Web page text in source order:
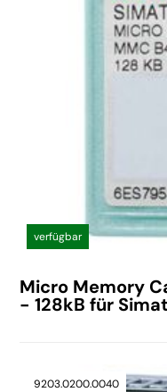
verfügbar
Micro Memory
- 128kB für
9203.0200.0040